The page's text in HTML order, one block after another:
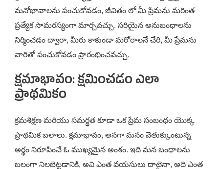
మనోభావాలను పంచుకోవడం, జీవితం లో మీ ప్రేమను మరింత
ప్రత్యేక సామరస్యంగా మార్చవచ్చు. సరియైన అనుబంధాలను
నిర్మించడం ద్వారా, మీరు కాకుండా మరోరాలనే చేరి, మీ ప్రేమను
వారితో పంచుకోవడం ప్రారంభించవచ్చు.
క్షమాభావం: క్షమించడం ఎలా
ప్రాథమికం
క్రమశిక్షణ మరియు సమర్థత కూడా ఒక ప్రేమ సంబంధం యొక్క
ప్రాథమిక బలాలు. క్షమాభావం, అనగా మనం వెతుక్కుంటున్న
అర్థం నిరూపించే ఓ ముఖ్యమైన అంశం. ఇది మన బంధాలను
బలంగా నిలబెట్టడానికి, అవి ఎంత వయసులు దాటైనా, అది ఎంత